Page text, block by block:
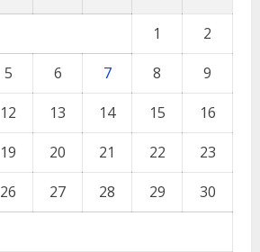
1
2
5 6 7 8
9
12 13 14 15
16
19 20 21 22
23
26 27 28 29
30